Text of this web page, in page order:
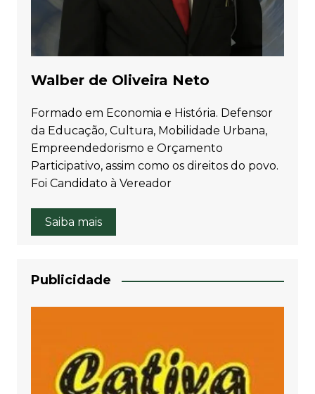
Walber de Oliveira Neto
Formado em Economia e História. Defensor
da Educação, Cultura, Mobilidade Urbana,
Empreendedorismo e Orçamento
Participativo, assim como os direitos do povo.
Foi Candidato à Vereador
Saiba mais
Publicidade